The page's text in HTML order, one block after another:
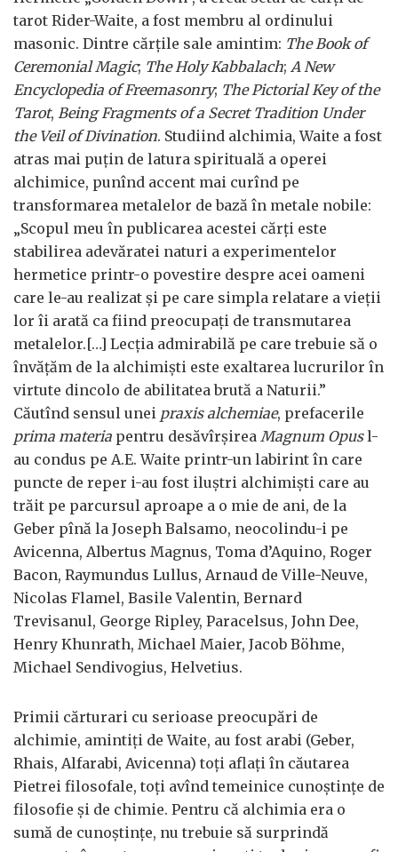
tarot Rider-Waite, a fost membru al ordinului
masonic. Dintre cărțile sale amintim: The Book of
Ceremonial Magic; The Holy Kabbalach; A New
Encyclopedia of Freemasonry; The Pictorial Key of the
Tarot, Being Fragments of a Secret Tradition Under
the Veil of Divination. Studiind alchimia, Waite a fost
atras mai puțin de latura spirituală a operei
alchimice, punînd accent mai curînd pe
transformarea metalelor de bază în metale nobile:
„Scopul meu în publicarea acestei cărți este
stabilirea adevăratei naturi a experimentelor
hermetice printr-o povestire despre acei oameni
care le-au realizat și pe care simpla relatare a vieții
lor îi arată ca fiind preocupați de transmutarea
metalelor.[…] Lecția admirabilă pe care trebuie să o
învățăm de la alchimiști este exaltarea lucrurilor în
virtute dincolo de abilitatea brută a Naturii.”
Căutînd sensul unei praxis alchemiae, prefacerile
prima materia pentru desăvîrșirea Magnum Opusl-
au condus pe A.E. Waite printr-un labirint în care
puncte de reper i-au fost iluștri alchimiști care au
trăit pe parcursul aproape a o mie de ani, de la
Geber pînă la Joseph Balsamo, neocolindu-i pe
Avicenna, Albertus Magnus, Toma d’Aquino, Roger
Bacon, Raymundus Lullus, Arnaud de Ville-Neuve,
Nicolas Flamel, Basile Valentin, Bernard
Trevisanul, George Ripley, Paracelsus, John Dee,
Henry Khunrath, Michael Maier, Jacob Böhme,
Michael Sendivogius, Helvetius.
Primii cărturari cu serioase preocupări de
alchimie, amintiți de Waite, au fost arabi (Geber,
Rhais, Alfarabi, Avicenna) toți aflați în căutarea
Pietrei filosofale, toți avînd temeinice cunoștințe de
filosofie și de chimie. Pentru că alchimia era o
sumă de cunoștințe, nu trebuie să surprindă